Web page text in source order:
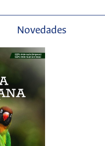
Novedades